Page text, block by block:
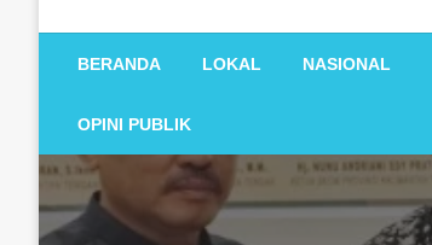
BERANDA LOKAL NASIONAL
OPINI PUBLIK